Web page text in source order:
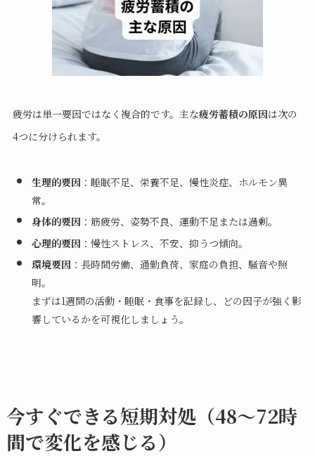
疲労は単一要因ではなく複合的です。主な疲労蓄積の原因は次の
4つに分けられます。
生理的要因：睡眠不足、栄養不足、慢性炎症、ホルモン異
常。
身体的要因：筋疲労、姿勢不良、運動不足または過剰。
心理的要因：慢性ストレス、不安、抑うつ傾向。
環境要因：長時間労働、通勤負荷、家庭の負担、騒音や照
明。
まずは1週間の活動・睡眠・食事を記録し、どの因子が強く影
響しているかを可視化しましょう。
今すぐできる短期対処（48〜72時
間で変化を感じる）